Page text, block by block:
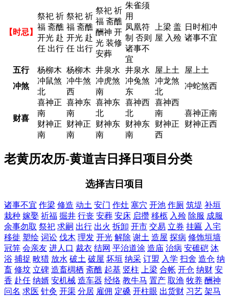
【时忌】
祭祀 祈
福 斋醮
开光 赴
任 出行
祭祀 祈
福 斋醮
开光 赴
任 出行
祭祀 祈
福 斋醮
酬神 开
光 装修
安葬
朱雀须
用
凤凰符
制 否则
诸事不
宜
上梁 盖
屋 入殓
日时相冲
诸事不宜
五行 杨柳木 杨柳木 井泉水 井泉水 屋上土
屋上土
冲煞
冲鼠煞
北
冲牛煞
西
冲虎煞
南
冲兔煞
东
冲龙煞
北
冲蛇煞西
财喜
喜神正
南
财神正
南
喜神东
南
财神正
南
喜神东
北
财神东
南
喜神西
北
财神东
南
喜神西
南
财神正
西
喜神正南
财神正西
老黄历农历-黄道吉日择日项目分类
选择吉日项目
诸事不宜 作梁 修造 动土 安门 作灶 塞穴 开池 作厕 筑堤 补垣
栽种 嫁娶 祈福 掘井 行丧 安葬 安床 启攒 移柩 入殓 除服 成服
余事勿取 祭祀 求嗣 出行 出火 拆卸 开市 交易 立券 挂匾 入宅
移徙 塑绘 词讼 伐木 理发 开光 解除 谢土 造屋 探病 修饰垣墙
冠笄 会亲友 进人口 裁衣 结网 平治道涂 造庙 治病 安碓硙 沐
浴 捕捉 畋猎 放水 破土 破屋 坏垣 纳采 订盟 入学 扫舍 造仓 纳
畜 修坟 立碑 造畜椆栖 斋醮 起基 竖柱 上梁 合帐 开仓 纳财 安
香 赴任 纳婿 安机械 造车器 经络 教牛马 置产 取渔 牧养 酬神
问名 求医 针灸 开渠 分居 雇佣 定磉 开柱眼 出货财 习艺 架马